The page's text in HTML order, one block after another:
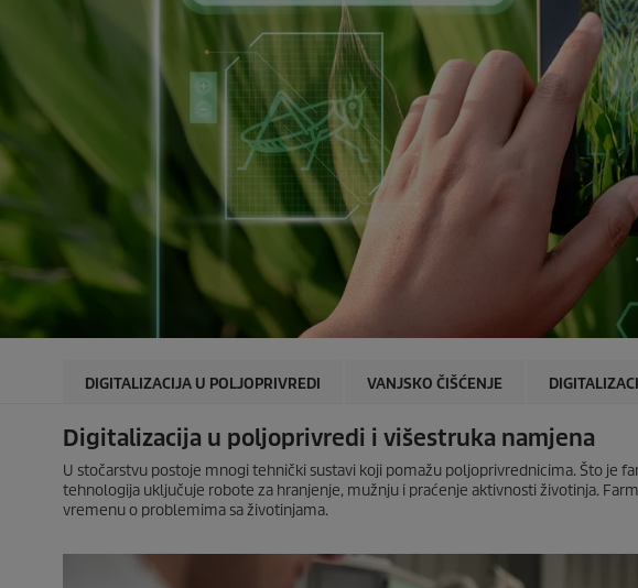
DIGITALIZACIJA U POLJOPRIVREDI VANJSKO ČIŠĆENJE
Digitalizacija u poljoprivredi i višestruka namjena
U stočarstvu postoje mnogi tehnički sustavi koji pomažu poljoprivrednicima. Što je
tehnologija uključuje robote za hranjenje, mužnju i praćenje aktivnosti životinja.
vremenu o problemima sa životinjama.